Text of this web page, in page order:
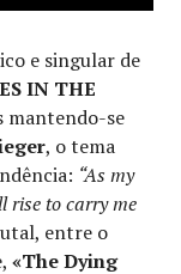
e singular de
IN THE
mantendo-se
, o tema
“As my
rise to carry me
entre o
«The Dying